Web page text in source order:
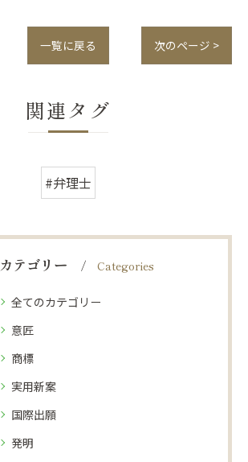
一覧に戻る 次のページ >
関連タグ
#弁理士
カテゴリー Categories
全てのカテゴリー
意匠
商標
実用新案
国際出願
発明